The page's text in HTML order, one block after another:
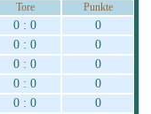
Tore Punkte
0 : 0
0
0 : 0
0
0 : 0
0
0 : 0
0
0 : 0
0